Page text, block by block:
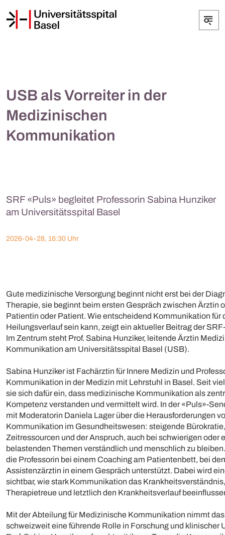
USB als Vorreiter in der
Medizinischen
Kommunikation
SRF «Puls» begleitet Professorin Sabina Hunziker
am Universitätsspital Basel
2026-04-28, 16:30 Uhr
Gute medizinische Versorgung beginnt nicht erst bei der
Therapie, sie beginnt beim ersten Gespräch zwischen Ärztin
Patientin oder Patient. Wie entscheidend Kommunikation für
Heilungsverlauf sein kann, zeigt ein aktueller Beitrag der
Im Zentrum steht Prof. Sabina Hunziker, leitende Ärztin
Kommunikation am Universitätsspital Basel (USB).
Sabina Hunziker ist Fachärztin für Innere Medizin und
Kommunikation in der Medizin mit Lehrstuhl in Basel. Seit
sie sich dafür ein, dass medizinische Kommunikation als
Kompetenz verstanden und vermittelt wird. In der «Puls»-
mit Moderatorin Daniela Lager über die Herausforderungen
Kommunikation im Gesundheitswesen: steigende
Zeitressourcen und der Anspruch, auch bei schwierigen oder
belastenden Themen verständlich und menschlich zu
die Professorin bei einem Coaching am Patientenbett, bei
Assistenzärztin in einem Gespräch unterstützt. Dabei wird
sichtbar, wie stark Kommunikation das
Therapietreue und letztlich den Krankheitsverlauf
Mit der Abteilung für Medizinische Kommunikation nimmt
schweizweit eine führende Rolle in Forschung und klinischer